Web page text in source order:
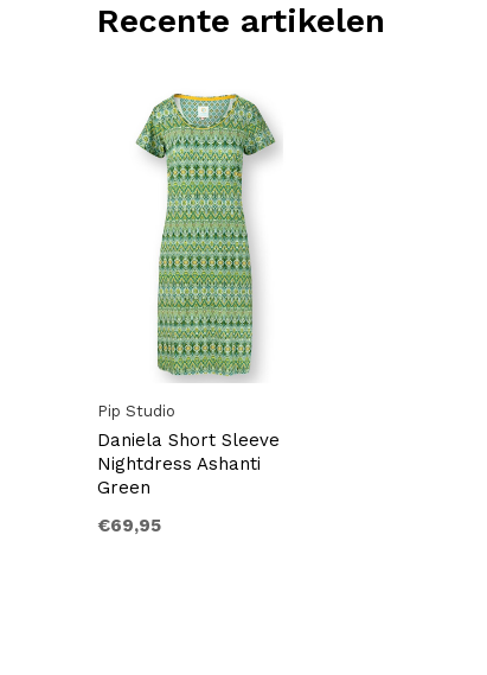
Recente artikelen
Pip Studio
Daniela Short Sleeve
Nightdress Ashanti
Green
€69,95